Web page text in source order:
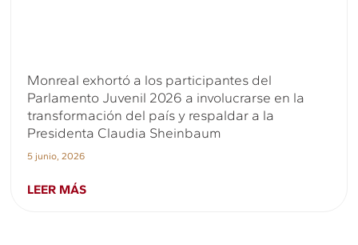
Monreal exhortó a los participantes del
Parlamento Juvenil 2026 a involucrarse en la
transformación del país y respaldar a la
Presidenta Claudia Sheinbaum
5 junio, 2026
LEER MÁS